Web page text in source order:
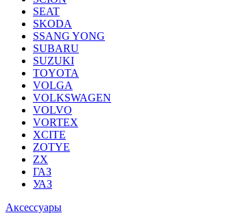
SEAT
SKODA
SSANG YONG
SUBARU
SUZUKI
TOYOTA
VOLGA
VOLKSWAGEN
VOLVO
VORTEX
XCITE
ZOTYE
ZX
ГАЗ
УАЗ
Аксессуары